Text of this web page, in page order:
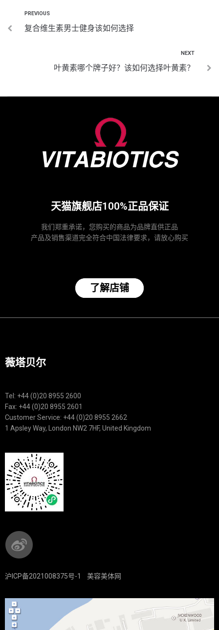
PREVIOUS
复合维生素男士健身该如何选择
NEXT
叶黄素哪个牌子好？该如何选择叶黄素？
天猫旗舰店100%正品保证
我们郑重承诺，您购买的商品为品牌直供正品
产品及销售渠道完全符合中国法律要求，请放心购买
了解店铺
薇塔贝尔
Tel: +44 (0)20 8955 2600
Fax: +44 (0)20 8955 2601
Customer Service: +44 (0)20 8955 2662
1 Apsley Way, London NW2 7HF, United Kingdom
沪ICP备2021008375号-1 美容美体网